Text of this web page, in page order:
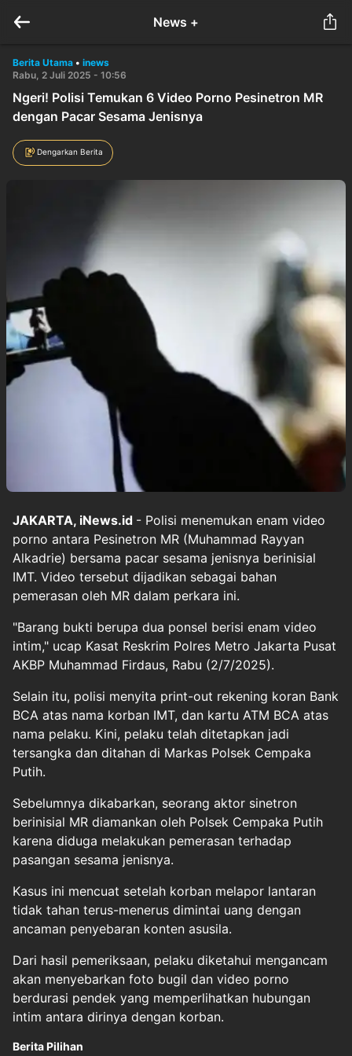
News +
Berita Utama • inews
Rabu, 2 Juli 2025 - 10:56
Ngeri! Polisi Temukan 6 Video Porno Pesinetron MR
dengan Pacar Sesama Jenisnya
Dengarkan Berita
JAKARTA, iNews.id - Polisi menemukan enam video
porno antara Pesinetron MR (Muhammad Rayyan
Alkadrie) bersama pacar sesama jenisnya berinisial
IMT. Video tersebut dijadikan sebagai bahan
pemerasan oleh MR dalam perkara ini.
"Barang bukti berupa dua ponsel berisi enam video
intim," ucap Kasat Reskrim Polres Metro Jakarta Pusat
AKBP Muhammad Firdaus, Rabu (2/7/2025).
Selain itu, polisi menyita print-out rekening koran Bank
BCA atas nama korban IMT, dan kartu ATM BCA atas
nama pelaku. Kini, pelaku telah ditetapkan jadi
tersangka dan ditahan di Markas Polsek Cempaka
Putih.
Sebelumnya dikabarkan, seorang aktor sinetron
berinisial MR diamankan oleh Polsek Cempaka Putih
karena diduga melakukan pemerasan terhadap
pasangan sesama jenisnya.
Kasus ini mencuat setelah korban melapor lantaran
tidak tahan terus-menerus dimintai uang dengan
ancaman penyebaran konten asusila.
Dari hasil pemeriksaan, pelaku diketahui mengancam
akan menyebarkan foto bugil dan video porno
berdurasi pendek yang memperlihatkan hubungan
intim antara dirinya dengan korban.
Berita Pilihan